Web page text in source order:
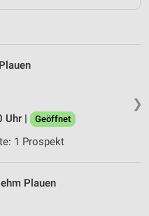
❯
Uhr |
Geöffnet
1 Prospekt
Plauen